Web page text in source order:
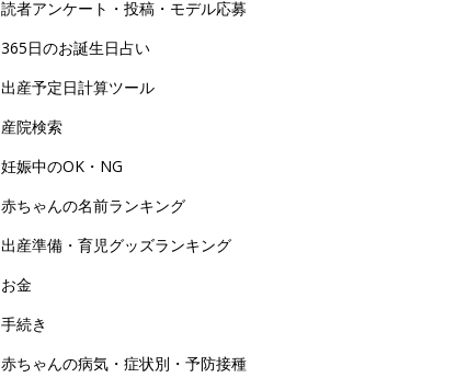
読者アンケート・投稿・モデル応募
365日のお誕生日占い
出産予定日計算ツール
産院検索
妊娠中のOK・NG
赤ちゃんの名前ランキング
出産準備・育児グッズランキング
お金
手続き
赤ちゃんの病気・症状別・予防接種